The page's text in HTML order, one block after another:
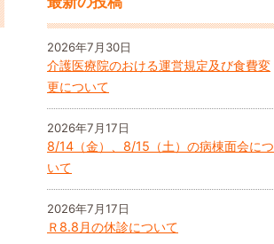
2026年7月30日
介護医療院のおける運営規定及び食費変
更について
2026年7月17日
8/14（金）、8/15（土）の病棟面会につ
いて
2026年7月17日
Ｒ8.8月の休診について